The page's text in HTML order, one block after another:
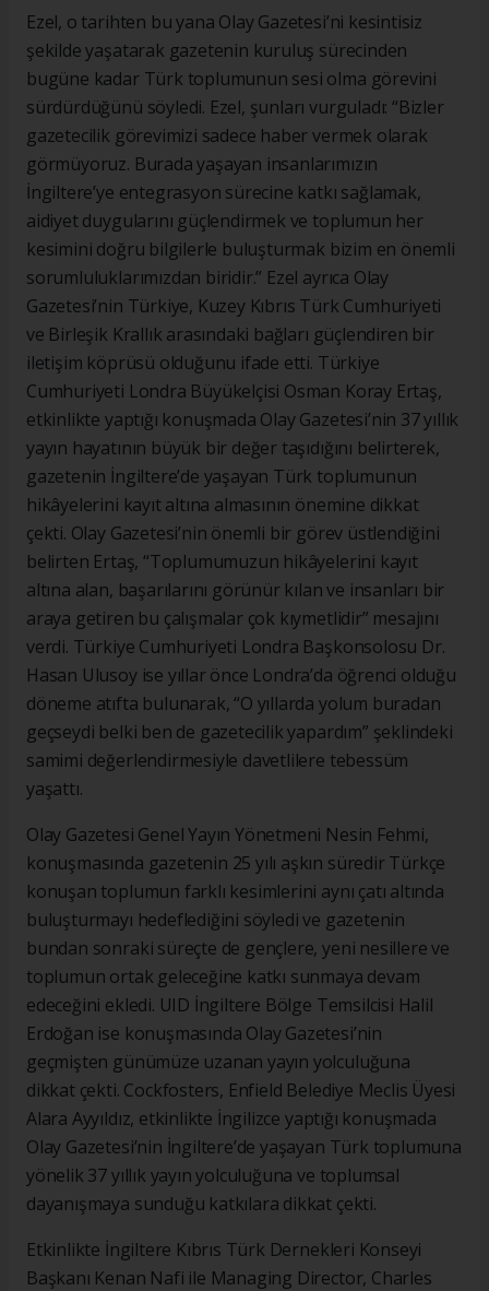
Ezel, o tarihten bu yana Olay Gazetesi’ni kesintisiz
şekilde yaşatarak gazetenin kuruluş sürecinden
bugüne kadar Türk toplumunun sesi olma görevini
sürdürdüğünü söyledi. Ezel, şunları vurguladı: “Bizler
gazetecilik görevimizi sadece haber vermek olarak
görmüyoruz. Burada yaşayan insanlarımızın
İngiltere’ye entegrasyon sürecine katkı sağlamak,
aidiyet duygularını güçlendirmek ve toplumun her
kesimini doğru bilgilerle buluşturmak bizim en önemli
sorumluluklarımızdan biridir.” Ezel ayrıca Olay
Gazetesi’nin Türkiye, Kuzey Kıbrıs Türk Cumhuriyeti
ve Birleşik Krallık arasındaki bağları güçlendiren bir
iletişim köprüsü olduğunu ifade etti. Türkiye
Cumhuriyeti Londra Büyükelçisi Osman Koray Ertaş,
etkinlikte yaptığı konuşmada Olay Gazetesi’nin 37 yıllık
yayın hayatının büyük bir değer taşıdığını belirterek,
gazetenin İngiltere’de yaşayan Türk toplumunun
hikâyelerini kayıt altına almasının önemine dikkat
çekti. Olay Gazetesi’nin önemli bir görev üstlendiğini
belirten Ertaş, “Toplumumuzun hikâyelerini kayıt
altına alan, başarılarını görünür kılan ve insanları bir
araya getiren bu çalışmalar çok kıymetlidir” mesajını
verdi. Türkiye Cumhuriyeti Londra Başkonsolosu Dr.
Hasan Ulusoy ise yıllar önce Londra’da öğrenci olduğu
döneme atıfta bulunarak, “O yıllarda yolum buradan
geçseydi belki ben de gazetecilik yapardım” şeklindeki
samimi değerlendirmesiyle davetlilere tebessüm
yaşattı.
Olay Gazetesi Genel Yayın Yönetmeni Nesin Fehmi,
konuşmasında gazetenin 25 yılı aşkın süredir Türkçe
konuşan toplumun farklı kesimlerini aynı çatı altında
buluşturmayı hedeflediğini söyledi ve gazetenin
bundan sonraki süreçte de gençlere, yeni nesillere ve
toplumun ortak geleceğine katkı sunmaya devam
edeceğini ekledi. UID İngiltere Bölge Temsilcisi Halil
Erdoğan ise konuşmasında Olay Gazetesi’nin
geçmişten günümüze uzanan yayın yolculuğuna
dikkat çekti. Cockfosters, Enfield Belediye Meclis Üyesi
Alara Ayyıldız, etkinlikte İngilizce yaptığı konuşmada
Olay Gazetesi’nin İngiltere’de yaşayan Türk toplumuna
yönelik 37 yıllık yayın yolculuğuna ve toplumsal
dayanışmaya sunduğu katkılara dikkat çekti.
Etkinlikte İngiltere Kıbrıs Türk Dernekleri Konseyi
Başkanı Kenan Nafi ile Managing Director, Charles